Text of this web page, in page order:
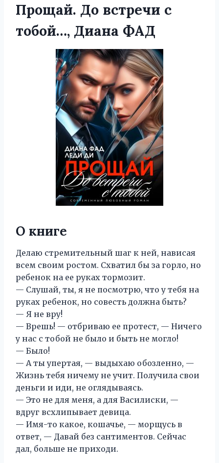
Прощай. До встречи с
тобой…, Диана ФАД
О книге
Делаю стремительный шаг к ней, нависая
всем своим ростом. Схватил бы за горло, но
ребенок на ее руках тормозит.
— Слушай, ты, я не посмотрю, что у тебя на
руках ребенок, но совесть должна быть?
— Я не вру!
— Врешь! — отбриваю ее протест, — Ничего
у нас с тобой не было и быть не могло!
— Было!
— А ты упертая, — выдыхаю обозленно, —
Жизнь тебя ничему не учит. Получила свои
деньги и иди, не оглядываясь.
— Это не для меня, а для Василиски, —
вдруг всхлипывает девица.
— Имя-то какое, кошачье, — морщусь в
ответ, — Давай без сантиментов. Сейчас
дал, больше не приходи.